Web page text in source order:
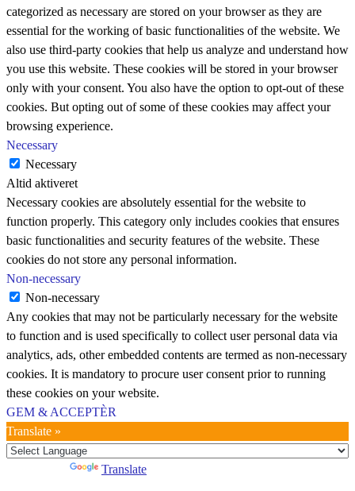
categorized as necessary are stored on your browser as they are
essential for the working of basic functionalities of the website. We
also use third-party cookies that help us analyze and understand how
you use this website. These cookies will be stored in your browser
only with your consent. You also have the option to opt-out of these
cookies. But opting out of some of these cookies may affect your
browsing experience.
Necessary
Necessary
Altid aktiveret
Necessary cookies are absolutely essential for the website to
function properly. This category only includes cookies that ensures
basic functionalities and security features of the website. These
cookies do not store any personal information.
Non-necessary
Non-necessary
Any cookies that may not be particularly necessary for the website
to function and is used specifically to collect user personal data via
analytics, ads, other embedded contents are termed as non-necessary
cookies. It is mandatory to procure user consent prior to running
these cookies on your website.
GEM & ACCEPTÈR
Translate »
Translate